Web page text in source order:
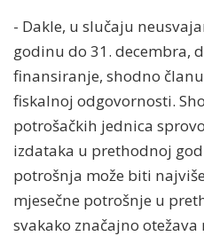
- Dakle, u slučaju
godinu do 31. decembra,
finansiranje, shodno
fiskalnoj odgovornosti.
potrošačkih jednica
izdataka u prethodnoj
potrošnja može biti
mjesečne potrošnje u
svakako značajno